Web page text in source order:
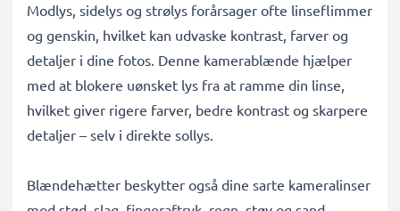
Modlys, sidelys og strølys forårsager ofte linseflimmer
og genskin, hvilket kan udvaske kontrast, farver og
detaljer i dine fotos. Denne kamerablænde hjælper
med at blokere uønsket lys fra at ramme din linse,
hvilket giver rigere farver, bedre kontrast og skarpere
detaljer – selv i direkte sollys.
Blændehætter beskytter også dine sarte kameralinser